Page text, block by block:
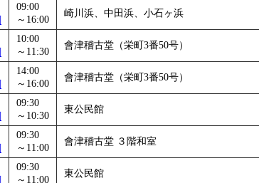
09:00
～16:00
崎川浜、中田浜、小石ヶ浜
10:00
～11:30
會津稽古堂（栄町3番50号）
14:00
～16:00
會津稽古堂（栄町3番50号）
09:30
～10:30
東公民館
09:30
～11:00
會津稽古堂 ３階和室
09:30
～11:00
東公民館